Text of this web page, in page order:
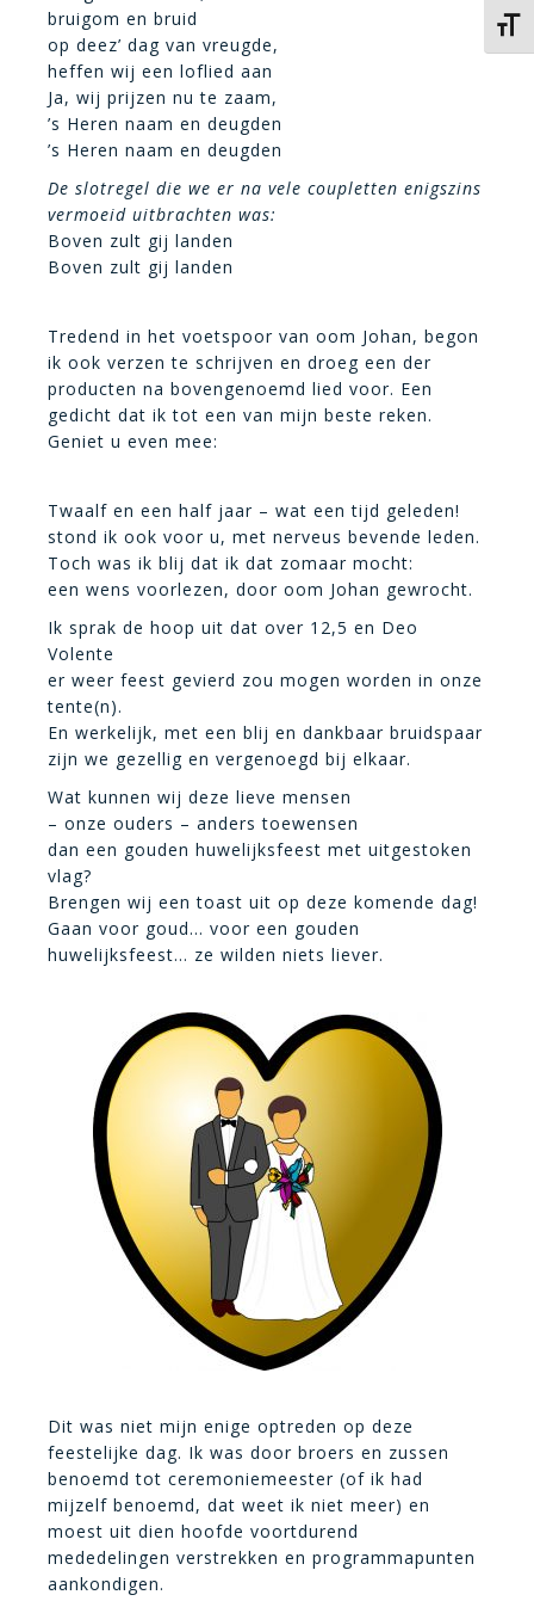
bruigom en bruid
op deez’ dag van vreugde,
heffen wij een loflied aan
Ja, wij prijzen nu te zaam,
’s Heren naam en deugden
’s Heren naam en deugden
De slotregel die we er na vele coupletten enigszins
vermoeid uitbrachten was:
Boven zult gij landen
Boven zult gij landen
Tredend in het voetspoor van oom Johan, begon
ik ook verzen te schrijven en droeg een der
producten na bovengenoemd lied voor. Een
gedicht dat ik tot een van mijn beste reken.
Geniet u even mee:
Twaalf en een half jaar – wat een tijd geleden!
stond ik ook voor u, met nerveus bevende leden.
Toch was ik blij dat ik dat zomaar mocht:
een wens voorlezen, door oom Johan gewrocht.
Ik sprak de hoop uit dat over 12,5 en Deo
Volente
er weer feest gevierd zou mogen worden in onze
tente(n).
En werkelijk, met een blij en dankbaar bruidspaar
zijn we gezellig en vergenoegd bij elkaar.
Wat kunnen wij deze lieve mensen
– onze ouders – anders toewensen
dan een gouden huwelijksfeest met uitgestoken
vlag?
Brengen wij een toast uit op deze komende dag!
Gaan voor goud… voor een gouden
huwelijksfeest… ze wilden niets liever.
Dit was niet mijn enige optreden op deze
feestelijke dag. Ik was door broers en zussen
benoemd tot ceremoniemeester (of ik had
mijzelf benoemd, dat weet ik niet meer) en
moest uit dien hoofde voortdurend
mededelingen verstrekken en programmapunten
aankondigen.